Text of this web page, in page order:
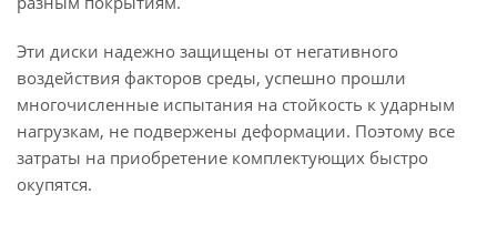
Эти диски надежно защищены от негативного
воздействия факторов среды, успешно прошли
многочисленные испытания на стойкость к ударным
нагрузкам, не подвержены деформации. Поэтому все
затраты на приобретение комплектующих быстро
окупятся.